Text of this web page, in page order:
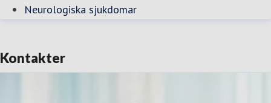
Neurologiska sjukdomar
Kontakter